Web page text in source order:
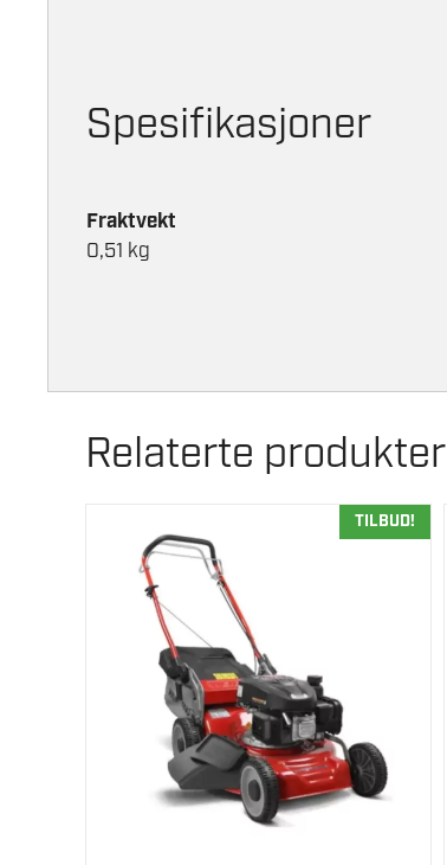
Spesifikasjoner
Fraktvekt
0,51 kg
Relaterte produkter
TILBUD!